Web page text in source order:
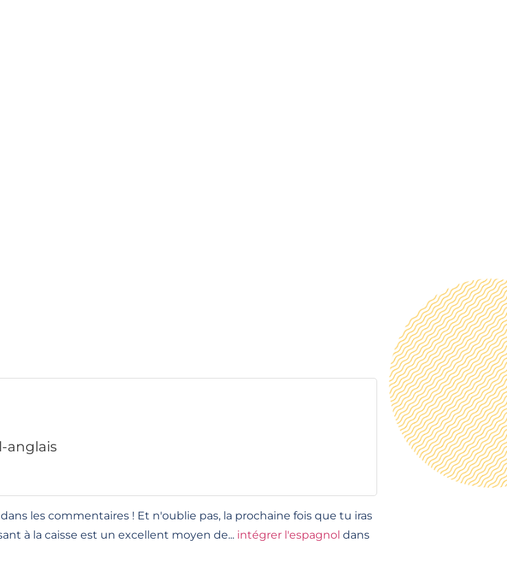
anglais
les commentaires ! Et n'oublie pas, la prochaine fois que tu iras
à la caisse est un excellent moyen de... intégrer l'espagnol dans